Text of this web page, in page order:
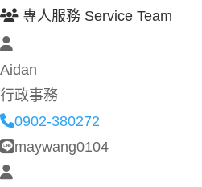
專人服務 Service Team
Aidan
行政事務
0902-380272
maywang0104